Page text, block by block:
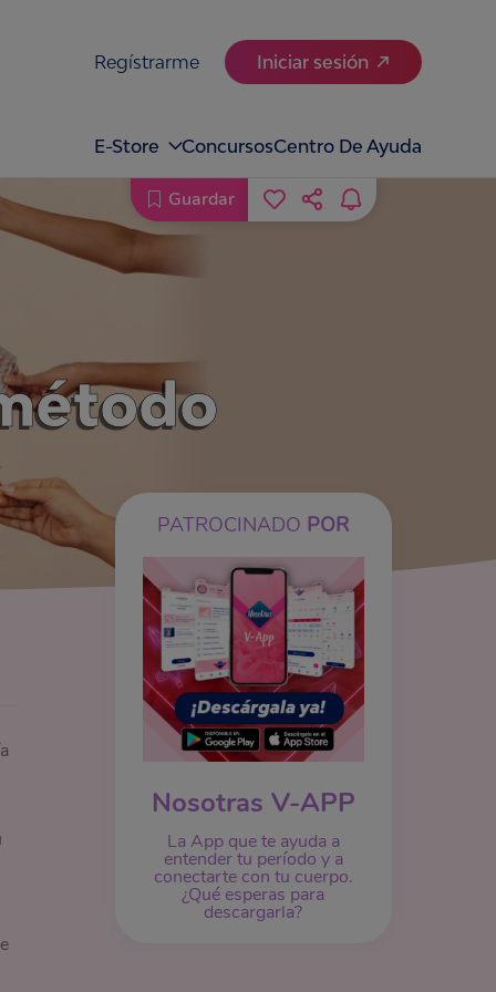
Regístrarme Iniciar sesión
E-Store ConcursosCentro De Ayuda
PATROCINADO POR
Nosotras V-APP
La App que te ayuda a
entender tu período y a
conectarte con tu cuerpo.
¿Qué esperas para
descargarla?
Guardar